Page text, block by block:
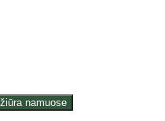
namuose